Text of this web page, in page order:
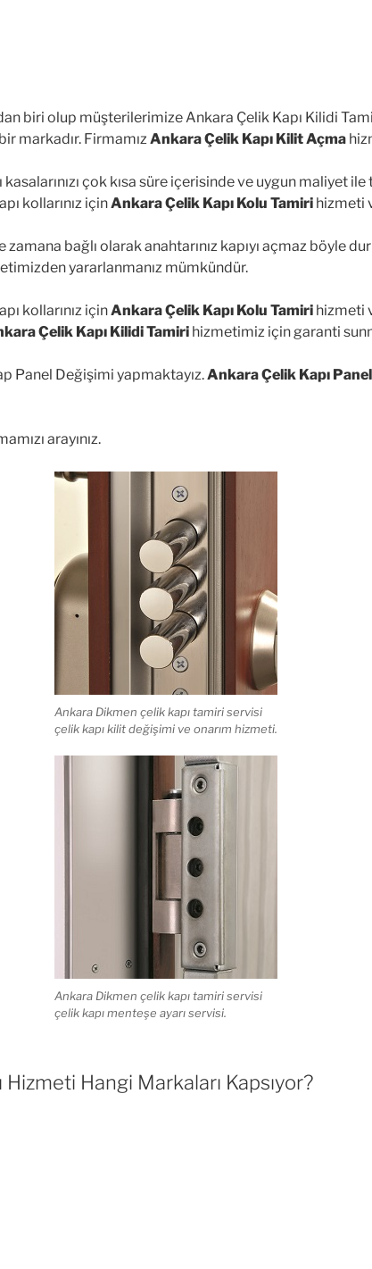
biri olup müşterilerimize Ankara Çelik Kapı Kilidi
markadır. FirmamızAnkara Çelik Kapı Kilit Açma
çok kısa süre içerisinde ve uygun
kollarınız içinAnkara Çelik Kapı Kolu Tamiri hizmeti
zamana bağlı olarak anahtarınız kapıyı açmaz böyle
yararlanmanız mümkündür.
kollarınız içinAnkara Çelik Kapı Kolu Tamiri hizmeti
Çelik Kapı Kilidi Tamiri hizmetimiz için garanti
Panel Değişimi yapmaktayız.Ankara Çelik Kapı
arayınız.
Ankara Dikmen çelik kapı tamiri servisi
çelik kapı kilit değişimi ve onarım hizmeti.
Ankara Dikmen çelik kapı tamiri servisi
çelik kapı menteşe ayarı servisi.
Hizmeti Hangi Markaları Kapsıyor?